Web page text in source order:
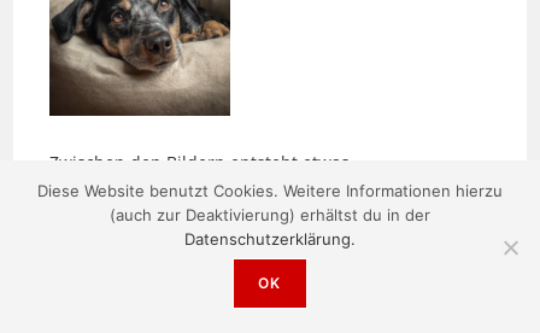
Zwischen den Bildern entsteht etwas
Diese Website benutzt Cookies. Weitere Informationen hierzu
(auch zur Deaktivierung) erhältst du in der
Datenschutzerklärung.
OK